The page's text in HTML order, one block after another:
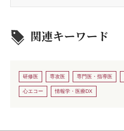
関連キーワード
研修医 専攻医 専門医・指導医
心エコー 情報学・医療DX